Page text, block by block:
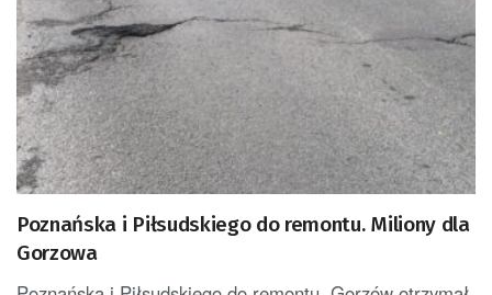
Poznańska i Piłsudskiego do remontu. Miliony dla
Gorzowa